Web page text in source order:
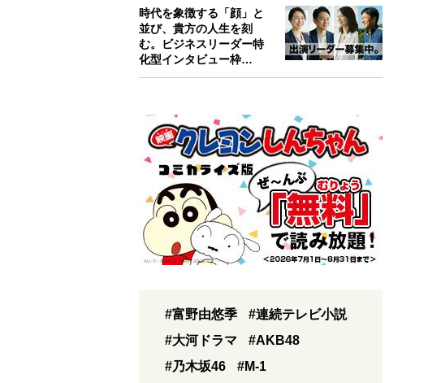
時代を象徴する「顔」と
並び、貴方の人生を刻
む。ビジネスリーダー特
化型インタビュー枠
『Key person』始…
#富野由悠季
#連続テレビ小説
#大河ドラマ
#AKB48
#乃木坂46
#M-1